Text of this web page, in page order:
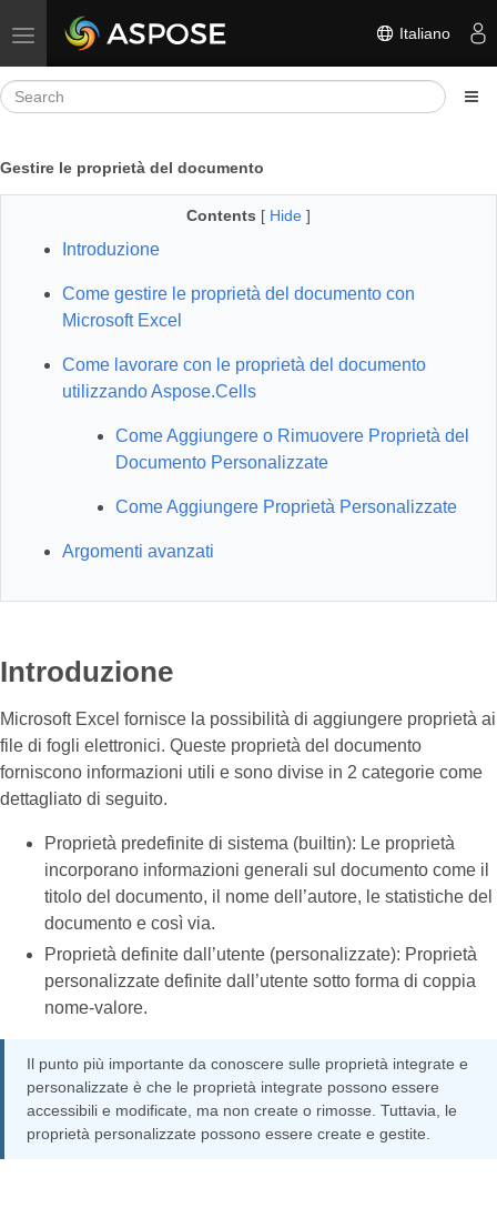
Toggle navigation Italiano
Gestire le proprietà del documento
Contents [ Hide ]
Introduzione
Come gestire le proprietà del documento con
Microsoft Excel
Come lavorare con le proprietà del documento
utilizzando Aspose.Cells
Come Aggiungere o Rimuovere Proprietà del
Documento Personalizzate
Come Aggiungere Proprietà Personalizzate
Argomenti avanzati
Introduzione
Microsoft Excel fornisce la possibilità di aggiungere proprietà ai
file di fogli elettronici. Queste proprietà del documento
forniscono informazioni utili e sono divise in 2 categorie come
dettagliato di seguito.
Proprietà predefinite di sistema (builtin): Le proprietà
incorporano informazioni generali sul documento come il
titolo del documento, il nome dell’autore, le statistiche del
documento e così via.
Proprietà definite dall’utente (personalizzate): Proprietà
personalizzate definite dall’utente sotto forma di coppia
nome-valore.
Il punto più importante da conoscere sulle proprietà integrate e
personalizzate è che le proprietà integrate possono essere
accessibili e modificate, ma non create o rimosse. Tuttavia, le
proprietà personalizzate possono essere create e gestite.